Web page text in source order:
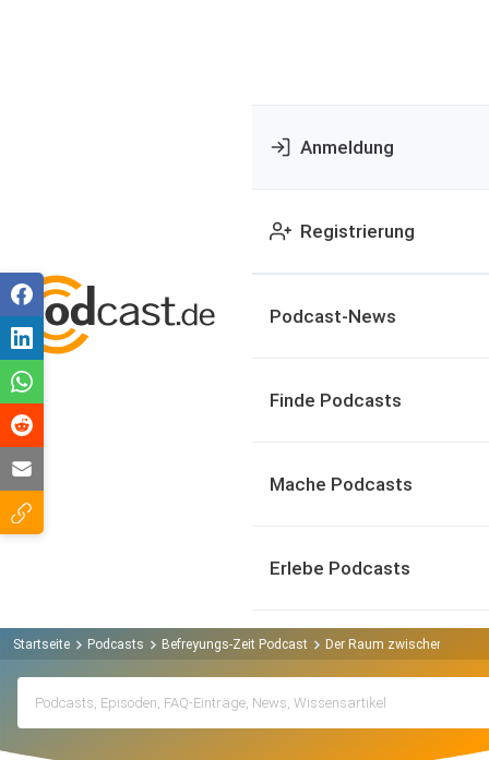
Anmeldung
Registrierung
Podcast-News
Finde Podcasts
Mache Podcasts
Erlebe Podcasts
Startseite Podcasts Befreyungs-Zeit Podcast Der Raum zwischen Reiz